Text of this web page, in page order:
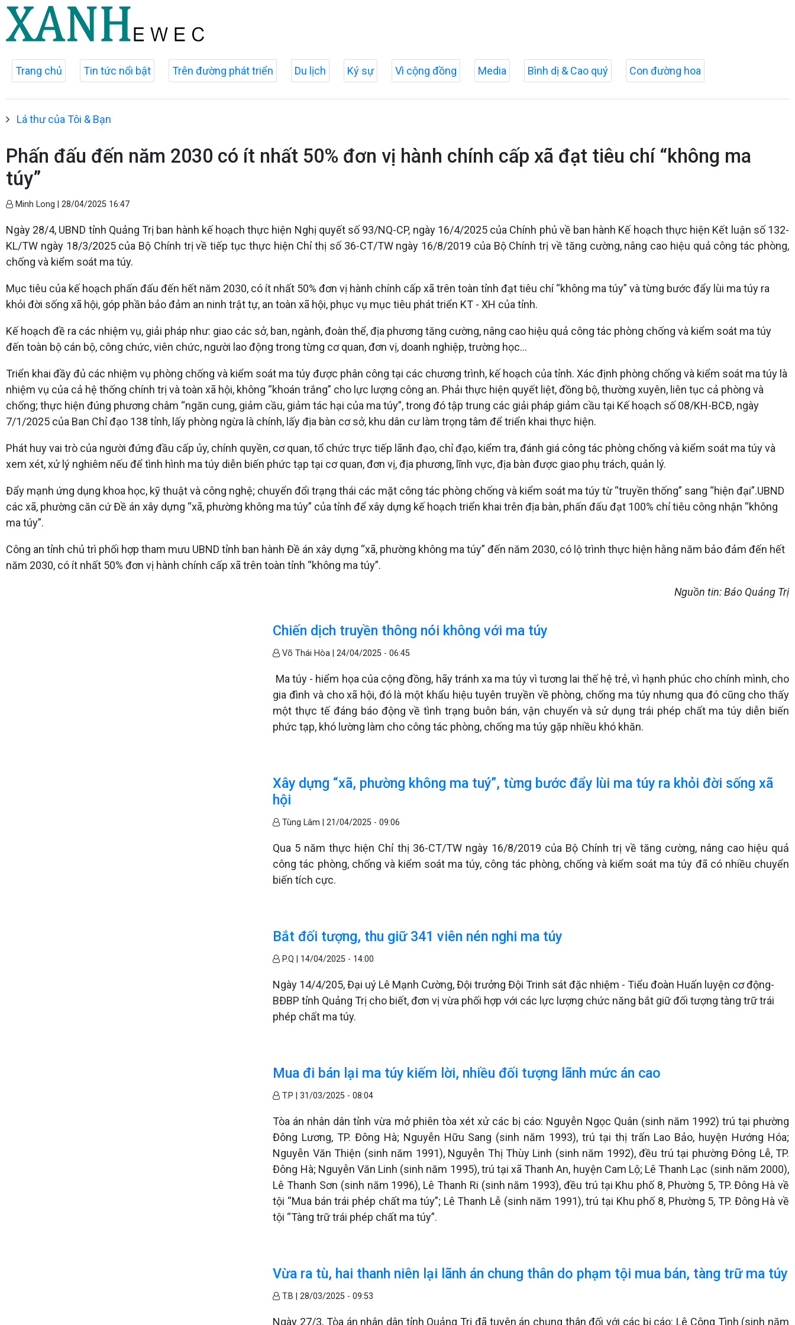
Trang chủ Tin tức nổi bật Trên đường phát triển Du lịch Ký sự Vì cộng đồng Media Bình dị & Cao quý Con đường hoa
Lá thư của Tôi & Bạn
Phấn đấu đến năm 2030 có ít nhất 50% đơn vị hành chính cấp xã đạt tiêu chí “không ma
túy”
Minh Long | 28/04/2025 16:47
Ngày 28/4, UBND tỉnh Quảng Trị ban hành kế hoạch thực hiện Nghị quyết số 93/NQ-CP, ngày 16/4/2025 của Chính phủ về ban hành Kế hoạch thực hiện Kết luận số 132-
KL/TW ngày 18/3/2025 của Bộ Chính trị về tiếp tục thực hiện Chỉ thị số 36-CT/TW ngày 16/8/2019 của Bộ Chính trị về tăng cường, nâng cao hiệu quả công tác phòng,
chống và kiểm soát ma túy.
Mục tiêu của kế hoạch phấn đấu đến hết năm 2030, có ít nhất 50% đơn vị hành chính cấp xã trên toàn tỉnh đạt tiêu chí “không ma túy” và từng bước đẩy lùi ma túy ra
khỏi đời sống xã hội, góp phần bảo đảm an ninh trật tự, an toàn xã hội, phục vụ mục tiêu phát triển KT - XH của tỉnh.
Kế hoạch đề ra các nhiệm vụ, giải pháp như: giao các sở, ban, ngành, đoàn thể, địa phương tăng cường, nâng cao hiệu quả công tác phòng chống và kiểm soát ma túy
đến toàn bộ cán bộ, công chức, viên chức, người lao động trong từng cơ quan, đơn vị, doanh nghiệp, trường học...
Triển khai đầy đủ các nhiệm vụ phòng chống và kiểm soát ma túy được phân công tại các chương trình, kế hoạch của tỉnh. Xác định phòng chống và kiểm soát ma túy là
nhiệm vụ của cả hệ thống chính trị và toàn xã hội, không “khoán trắng” cho lực lượng công an. Phải thực hiện quyết liệt, đồng bộ, thường xuyên, liên tục cả phòng và
chống; thực hiện đúng phương châm “ngăn cung, giảm cầu, giảm tác hại của ma túy”, trong đó tập trung các giải pháp giảm cầu tại Kế hoạch số 08/KH-BCĐ, ngày
7/1/2025 của Ban Chỉ đạo 138 tỉnh, lấy phòng ngừa là chính, lấy địa bàn cơ sở, khu dân cư làm trọng tâm để triển khai thực hiện.
Phát huy vai trò của người đứng đầu cấp ủy, chính quyền, cơ quan, tổ chức trực tiếp lãnh đạo, chỉ đạo, kiểm tra, đánh giá công tác phòng chống và kiểm soát ma túy và
xem xét, xử lý nghiêm nếu để tình hình ma túy diễn biến phức tạp tại cơ quan, đơn vị, địa phương, lĩnh vực, địa bàn được giao phụ trách, quản lý.
Đẩy mạnh ứng dụng khoa học, kỹ thuật và công nghệ; chuyển đổi trạng thái các mặt công tác phòng chống và kiểm soát ma túy từ “truyền thống” sang “hiện đại”.UBND
các xã, phường căn cứ Đề án xây dựng “xã, phường không ma túy” của tỉnh để xây dựng kế hoạch triển khai trên địa bàn, phấn đấu đạt 100% chỉ tiêu công nhận “không
ma túy”.
Công an tỉnh chủ trì phối hợp tham mưu UBND tỉnh ban hành Đề án xây dựng “xã, phường không ma túy” đến năm 2030, có lộ trình thực hiện hằng năm bảo đảm đến hết
năm 2030, có ít nhất 50% đơn vị hành chính cấp xã trên toàn tỉnh “không ma túy”.
Nguồn tin: Báo Quảng Trị
Chiến dịch truyền thông nói không với ma túy
Võ Thái Hòa |24/04/2025 - 06:45
Ma túy - hiểm họa của cộng đồng, hãy tránh xa ma túy vì tương lai thế hệ trẻ, vì hạnh phúc cho chính mình, cho
gia đình và cho xã hội, đó là một khẩu hiệu tuyên truyền về phòng, chống ma túy nhưng qua đó cũng cho thấy
một thực tế đáng báo động về tình trạng buôn bán, vận chuyển và sử dụng trái phép chất ma túy diễn biến
phức tạp, khó lường làm cho công tác phòng, chống ma túy gặp nhiều khó khăn.
Xây dựng “xã, phường không ma tuý”, từng bước đẩy lùi ma túy ra khỏi đời sống xã
hội
Tùng Lâm |21/04/2025 - 09:06
Qua 5 năm thực hiện Chỉ thị 36-CT/TW ngày 16/8/2019 của Bộ Chính trị về tăng cường, nâng cao hiệu quả
công tác phòng, chống và kiểm soát ma túy, công tác phòng, chống và kiểm soát ma túy đã có nhiều chuyển
biến tích cực.
Bắt đối tượng, thu giữ 341 viên nén nghi ma túy
P.Q | 14/04/2025 - 14:00
Ngày 14/4/205, Đại uý Lê Mạnh Cường, Đội trưởng Đội Trinh sát đặc nhiệm - Tiểu đoàn Huấn luyện cơ động-
BĐBP tỉnh Quảng Trị cho biết, đơn vị vừa phối hợp với các lực lượng chức năng bắt giữ đối tượng tàng trữ trái
phép chất ma túy.
Mua đi bán lại ma túy kiếm lời, nhiều đối tượng lãnh mức án cao
T.P |31/03/2025 - 08:04
Tòa án nhân dân tỉnh vừa mở phiên tòa xét xử các bị cáo: Nguyễn Ngọc Quân (sinh năm 1992) trú tại phường
Đông Lương, TP. Đông Hà; Nguyễn Hữu Sang (sinh năm 1993), trú tại thị trấn Lao Bảo, huyện Hướng Hóa;
Nguyễn Văn Thiện (sinh năm 1991), Nguyễn Thị Thùy Linh (sinh năm 1992), đều trú tại phường Đông Lễ, TP.
Đông Hà; Nguyễn Văn Linh (sinh năm 1995), trú tại xã Thanh An, huyện Cam Lộ; Lê Thanh Lạc (sinh năm 2000),
Lê Thanh Sơn (sinh năm 1996), Lê Thanh Ri (sinh năm 1993), đều trú tại Khu phố 8, Phường 5, TP. Đông Hà về
tội “Mua bán trái phép chất ma túy”; Lê Thanh Lễ (sinh năm 1991), trú tại Khu phố 8, Phường 5, TP. Đông Hà về
tội “Tàng trữ trái phép chất ma túy”.
Vừa ra tù, hai thanh niên lại lãnh án chung thân do phạm tội mua bán, tàng trữ ma túy
T.B |28/03/2025 - 09:53
Ngày 27/3, Tòa án nhân dân tỉnh Quảng Trị đã tuyên án chung thân đối với các bị cáo: Lê Công Tình (sinh năm